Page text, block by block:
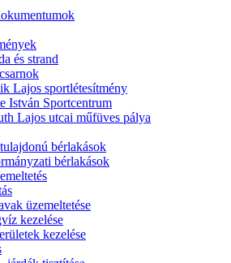
és strand
Lajos sportlétesítmény
István Sportcentrum
Lajos utcai műfüves pálya
bérlakások
bérlakások
üzemeltetése
kezelése
kezelése